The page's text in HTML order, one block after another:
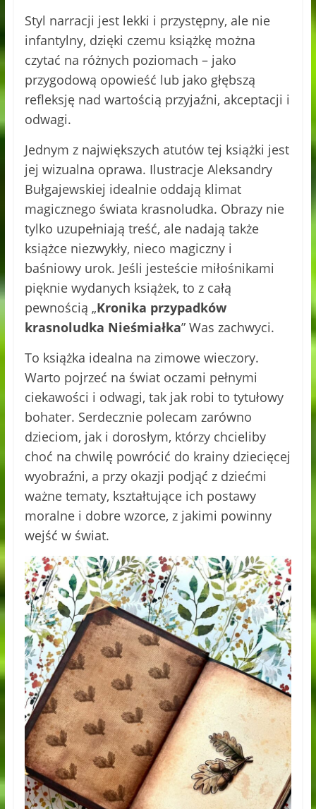
Styl narracji jest lekki i przystępny, ale nie
infantylny, dzięki czemu książkę można
czytać na różnych poziomach – jako
przygodową opowieść lub jako głębszą
refleksję nad wartością przyjaźni, akceptacji i
odwagi.
Jednym z największych atutów tej książki jest
jej wizualna oprawa. Ilustracje Aleksandry
Bułgajewskiej idealnie oddają klimat
magicznego świata krasnoludka. Obrazy nie
tylko uzupełniają treść, ale nadają także
książce niezwykły, nieco magiczny i
baśniowy urok. Jeśli jesteście miłośnikami
pięknie wydanych książek, to z całą
pewnością „Kronika przypadków
krasnoludka Nieśmiałka” Was zachwyci.
To książka idealna na zimowe wieczory.
Warto pojrzeć na świat oczami pełnymi
ciekawości i odwagi, tak jak robi to tytułowy
bohater. Serdecznie polecam zarówno
dzieciom, jak i dorosłym, którzy chcieliby
choć na chwilę powrócić do krainy dziecięcej
wyobraźni, a przy okazji podjąć z dziećmi
ważne tematy, kształtujące ich postawy
moralne i dobre wzorce, z jakimi powinny
wejść w świat.